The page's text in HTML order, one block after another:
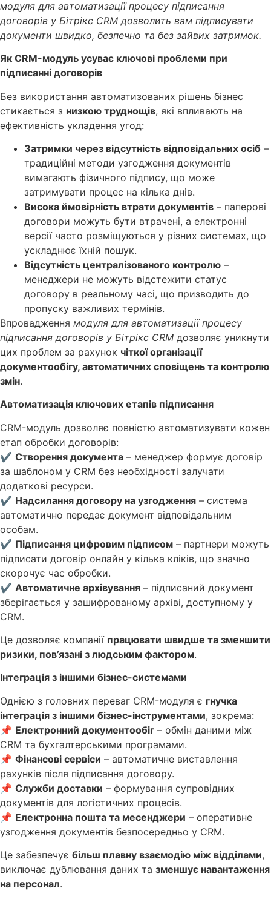
модуля для автоматизації процесу підписання
договорів у Бітрікс CRM дозволить вам підписувати
документи швидко, безпечно та без зайвих затримок.
Як CRM-модуль усуває ключові проблеми при
підписанні договорів
Без використання автоматизованих рішень бізнес
стикається з низкою труднощів, які впливають на
ефективність укладення угод:
Затримки через відсутність відповідальних осіб –
традиційні методи узгодження документів
вимагають фізичного підпису, що може
затримувати процес на кілька днів.
Висока ймовірність втрати документів – паперові
договори можуть бути втрачені, а електронні
версії часто розміщуються у різних системах, що
ускладнює їхній пошук.
Відсутність централізованого контролю –
менеджери не можуть відстежити статус
договору в реальному часі, що призводить до
пропуску важливих термінів.
Впровадження модуля для автоматизації процесу
підписання договорів у Бітрікс CRM дозволяє уникнути
цих проблем за рахунок чіткої організації
документообігу, автоматичних сповіщень та контролю
змін.
Автоматизація ключових етапів підписання
CRM-модуль дозволяє повністю автоматизувати кожен
етап обробки договорів:
✔ Створення документа – менеджер формує договір
за шаблоном у CRM без необхідності залучати
додаткові ресурси.
✔ Надсилання договору на узгодження – система
автоматично передає документ відповідальним
особам.
✔ Підписання цифровим підписом – партнери можуть
підписати договір онлайн у кілька кліків, що значно
скорочує час обробки.
✔ Автоматичне архівування – підписаний документ
зберігається у зашифрованому архіві, доступному у
CRM.
Це дозволяє компанії працювати швидше та зменшити
ризики, пов’язані з людським фактором.
Інтеграція з іншими бізнес-системами
Однією з головних переваг CRM-модуля є гнучка
інтеграція з іншими бізнес-інструментами, зокрема:
📌 Електронний документообіг – обмін даними між
CRM та бухгалтерськими програмами.
📌 Фінансові сервіси – автоматичне виставлення
рахунків після підписання договору.
📌 Служби доставки – формування супровідних
документів для логістичних процесів.
📌 Електронна пошта та месенджери – оперативне
узгодження документів безпосередньо у CRM.
Це забезпечує більш плавну взаємодію між відділами,
виключає дублювання даних та зменшує навантаження
на персонал.